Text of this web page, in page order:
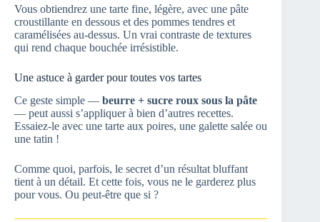
Vous obtiendrez une tarte fine, légère, avec une pâte
croustillante en dessous et des pommes tendres et
caramélisées au-dessus. Un vrai contraste de textures
qui rend chaque bouchée irrésistible.
Une astuce à garder pour toutes vos tartes
Ce geste simple — beurre + sucre roux sous la pâte
— peut aussi s’appliquer à bien d’autres recettes.
Essaiez-le avec une tarte aux poires, une galette salée ou
une tatin !
Comme quoi, parfois, le secret d’un résultat bluffant
tient à un détail. Et cette fois, vous ne le garderez plus
pour vous. Ou peut-être que si ?